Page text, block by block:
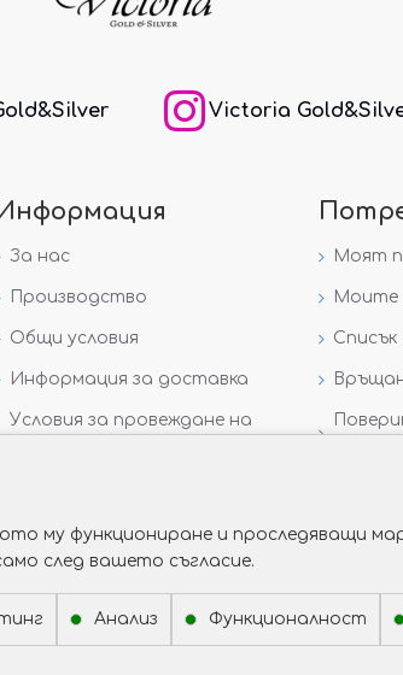
Victoria
За нас
Производство
Общи условия
Информация за доставка
Условия за провеждане на
Моят
Моите
Списък
му функциониране и проследяващи
след вашето съгласие.
Анализ Функционалност